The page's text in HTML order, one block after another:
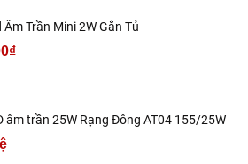
Âm Trần Mini 2W Gắn Tủ
âm trần 25W Rạng Đông AT04 155/25W